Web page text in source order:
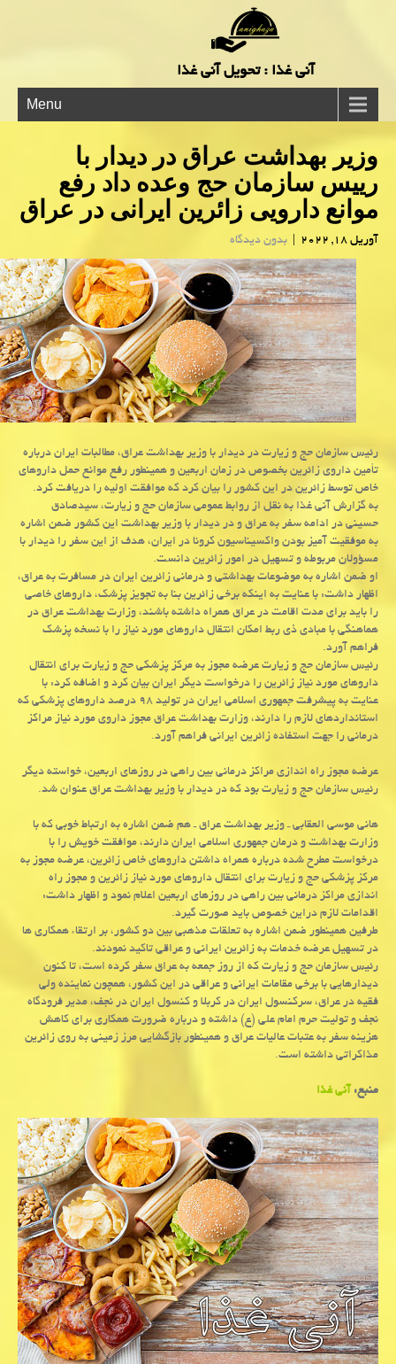
آنی غذا : تحویل آنی غذا
Menu
وزیر بهداشت عراق در دیدار با
رییس سازمان حج وعده داد رفع
موانع دارویی زائرین ایرانی در عراق
آوریل 18, 2022 | بدون دیدگاه
رئیس سازمان حج و زیارت در دیدار با وزیر بهداشت عراق، مطالبات ایران درباره
تأمین داروی زائرین بخصوص در زمان اربعین و همینطور رفع موانع حمل داروهای
خاص توسط زائرین در این کشور را بیان کرد که موافقت اولیه را دریافت کرد.
به گزارش آنی غذا به نقل از روابط عمومی سازمان حج و زیارت، سیدصادق
حسینی در ادامه سفر به عراق و در دیدار با وزیر بهداشت این کشور ضمن اشاره
به موفقیت آمیز بودن واکسیناسیون کرونا در ایران، هدف از این سفر را دیدار با
مسؤولان مربوطه و تسهیل در امور زائرین دانست.
او ضمن اشاره به موضوعات بهداشتی و درمانی زائرین ایران در مسافرت به عراق،
اظهار داشت: با عنایت به اینکه برخی زائرین بنا به تجویز پزشک، داروهای خاصی
را باید برای مدت اقامت در عراق همراه داشته باشند، وزارت بهداشت عراق در
هماهنگی با مبادی ذی ربط امکان انتقال داروهای مورد نیاز را با نسخه پزشک
فراهم آورد.
رئیس سازمان حج و زیارت عرضه مجوز به مرکز پزشکی حج و زیارت برای انتقال
داروهای مورد نیاز زائرین را درخواست دیگر ایران بیان کرد و اضافه کرد: با
عنایت به پیشرفت جمهوری اسلامی ایران در تولید ۹۸ درصد داروهای پزشکی که
استانداردهای لازم را دارند، وزارت بهداشت عراق مجوز داروی مورد نیاز مراکز
درمانی را جهت استفاده زائرین ایرانی فراهم آورد.
عرضه مجوز راه اندازی مراکز درمانی بین راهی در روزهای اربعین، خواسته دیگر
رئیس سازمان حج و زیارت بود که در دیدار با وزیر بهداشت عراق عنوان شد.
هانی موسی العقابی ـ وزیر بهداشت عراق ـ هم ضمن اشاره به ارتباط خوبی که با
وزارت بهداشت و درمان جمهوری اسلامی ایران دارند، موافقت خویش را با
درخواست مطرح شده درباره همراه داشتن داروهای خاص زائرین، عرضه مجوز به
مرکز پزشکی حج و زیارت برای انتقال داروهای مورد نیاز زائرین و مجوز راه
اندازی مراکز درمانی بین راهی در روزهای اربعین اعلام نمود و اظهار داشت:
اقدامات لازم دراین خصوص باید صورت گیرد.
طرفین همینطور ضمن اشاره به تعلقات مذهبی بین دو کشور، بر ارتقاء همکاری ها
در تسهیل عرضه خدمات به زائرین ایرانی و عراقی تاکید نمودند.
رئیس سازمان حج و زیارت که از روز جمعه به عراق سفر کرده است، تا کنون
دیدارهایی با برخی مقامات ایرانی و عراقی در این کشور، همچون نماینده ولی
فقیه در عراق، سرکنسول ایران در کربلا و کنسول ایران در نجف، مدیر فرودگاه
نجف و تولیت حرم امام علی (ع) داشته و درباره ضرورت همکاری برای کاهش
هزینه سفر به عتبات عالیات عراق و همینطور بازگشایی مرز زمینی به روی زائرین
مذاکراتی داشته است.
منبع:آنی غذا